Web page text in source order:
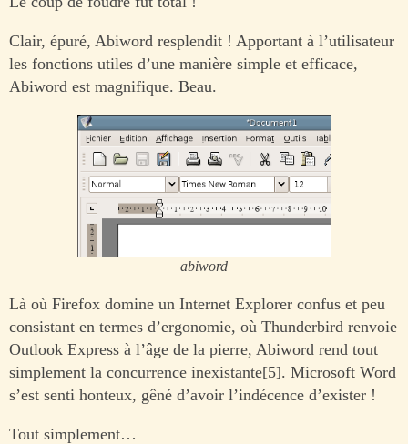
Clair, épuré, Abiword resplendit ! Apportant à l’utilisateur
les fonctions utiles d’une manière simple et efficace,
Abiword est magnifique. Beau.
abiword
Là où Firefox domine un Internet Explorer confus et peu
consistant en termes d’ergonomie, où Thunderbird renvoie
Outlook Express à l’âge de la pierre, Abiword rend tout
simplement la concurrence inexistante[5]. Microsoft Word
s’est senti honteux, gêné d’avoir l’indécence d’exister !
Tout simplement…